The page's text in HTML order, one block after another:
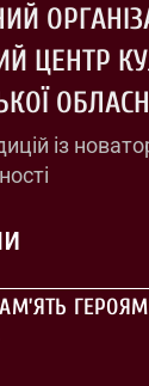
ЦЕНТР
із
ГЕРОЯМ